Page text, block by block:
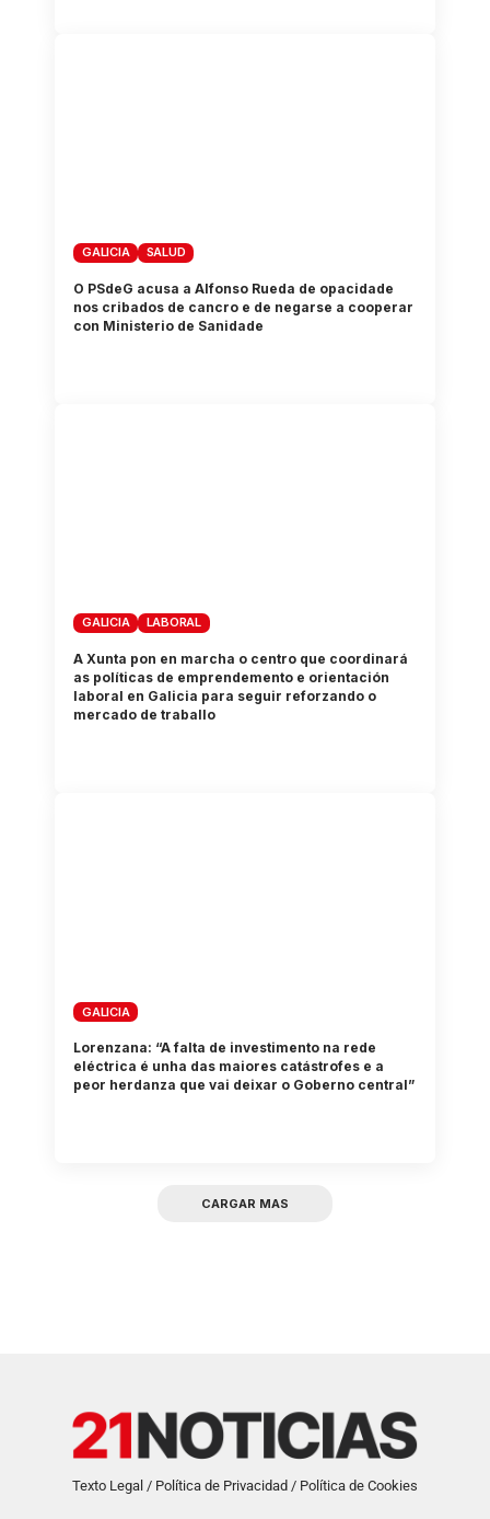
GALICIA SALUD
O PSdeG acusa a Alfonso Rueda de opacidade
nos cribados de cancro e de negarse a cooperar
con Ministerio de Sanidade
GALICIA LABORAL
A Xunta pon en marcha o centro que coordinará
as políticas de emprendemento e orientación
laboral en Galicia para seguir reforzando o
mercado de traballo
GALICIA
Lorenzana: “A falta de investimento na rede
eléctrica é unha das maiores catástrofes e a
peor herdanza que vai deixar o Goberno central”
CARGAR MAS
Texto Legal / Política de Privacidad / Política de Cookies